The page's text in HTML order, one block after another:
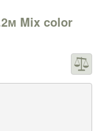
Mix color